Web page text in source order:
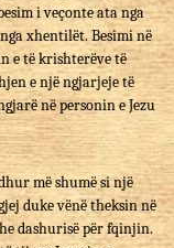
i veçonte ata nga
xhentilët. Besimi në
e të krishterëve të
e një ngjarjeje të
në personin e Jezu
më shumë si një
duke vënë theksin në
dashurisë për fqinjin.